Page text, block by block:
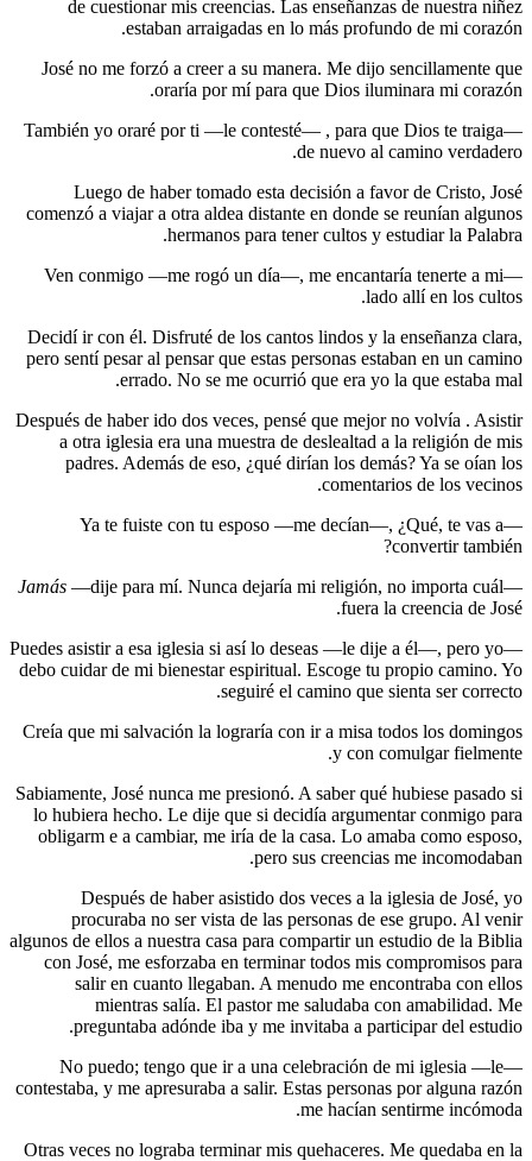
de
José no
—También
comenzó
—Ven
Decidí ir
pero sentí
Después
a
Jamás
—Puedes
debo
Creía que
lo
algunos de
con
—No
Otras